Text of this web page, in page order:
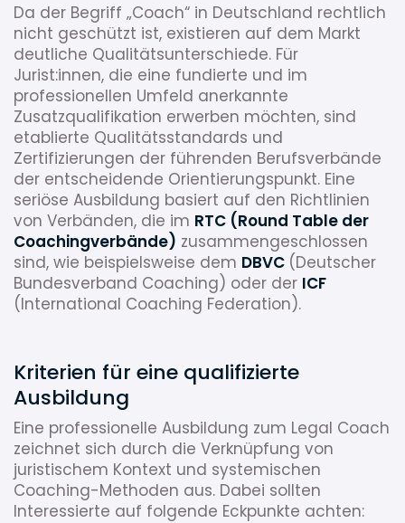
Da der Begriff „Coach“ in Deutschland rechtlich
nicht geschützt ist, existieren auf dem Markt
deutliche Qualitätsunterschiede. Für
Jurist:innen, die eine fundierte und im
professionellen Umfeld anerkannte
Zusatzqualifikation erwerben möchten, sind
etablierte Qualitätsstandards und
Zertifizierungen der führenden Berufsverbände
der entscheidende Orientierungspunkt. Eine
seriöse Ausbildung basiert auf den Richtlinien
von Verbänden, die im RTC (Round Table der
Coachingverbände) zusammengeschlossen
sind, wie beispielsweise dem DBVC (Deutscher
Bundesverband Coaching) oder der ICF
(International Coaching Federation).
Kriterien für eine qualifizierte
Ausbildung
Eine professionelle Ausbildung zum Legal Coach
zeichnet sich durch die Verknüpfung von
juristischem Kontext und systemischen
Coaching-Methoden aus. Dabei sollten
Interessierte auf folgende Eckpunkte achten: